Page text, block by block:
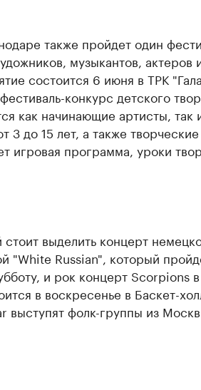
также пройдет один
музыкантов, актеров
состоится 6 июня в ТРК
конкурс детского
как начинающие артисты, так
3 до 15 лет, а также творческие
игровая программа, уроки
выделить концерт
"White Russian", который
и рок концерт Scorpions
в воскресенье в Баскет-
выступят фолк-группы из